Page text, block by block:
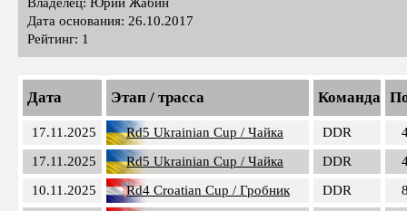
Владелец: Юрий Жабин
Дата основания: 26.10.2017
Рейтинг: 1
Дата Этап / трасса Команда
17.11.2025 Rd5 Ukrainian Cup / Чайка DDR
17.11.2025
Rd5 Ukrainian Cup / Чайка DDR
10.11.2025
Rd4 Croatian Cup / Гробник DDR